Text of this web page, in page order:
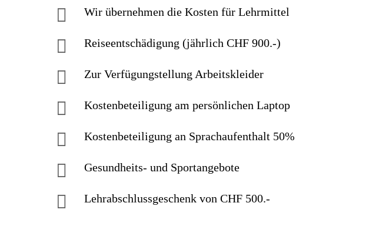
Wir übernehmen die Kosten für Lehrmittel
Reiseentschädigung (jährlich CHF 900.-)
Zur Verfügungstellung Arbeitskleider
Kostenbeteiligung am persönlichen Laptop
Kostenbeteiligung an Sprachaufenthalt 50%
Gesundheits- und Sportangebote
Lehrabschlussgeschenk von CHF 500.-